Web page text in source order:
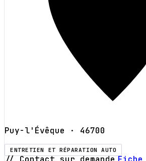
Puy-l'Évêque · 46700
ENTRETIEN ET RÉPARATION AUTO